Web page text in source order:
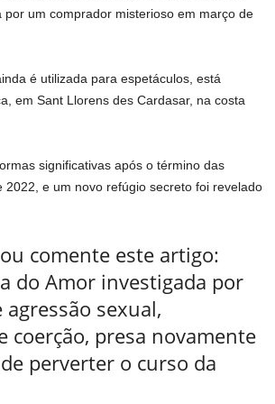
por um comprador misterioso em março de
é utilizada para espetáculos, está
em Sant Llorens des Cardasar, na costa
significativas após o término das
2022, e um novo refúgio secreto foi revelado
comente este artigo:
do Amor investigada por
agressão sexual,
coerção, presa novamente
perverter o curso da